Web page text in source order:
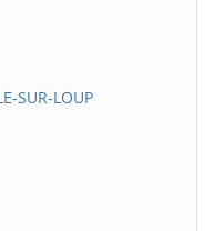
SUR-LOUP